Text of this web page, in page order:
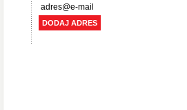
DODAJ ADRES